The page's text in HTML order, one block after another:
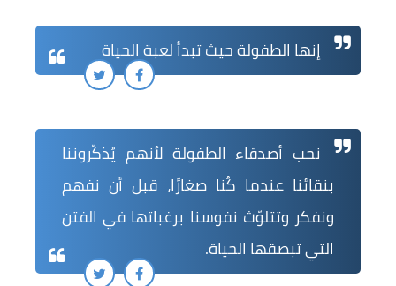
إنها الطفولة حيث تبدأ لعبة الحياة
نحب أصدقاء الطفولة لأنهم يُذكّروننا
بنقائنا عندما كُنا صغارًا، قبل أن نفهم
ونفكر وتتلوّث نفوسنا برغباتها في الفتن
التي تبصقها الحياة.